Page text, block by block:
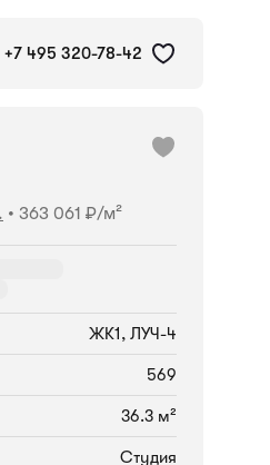
+7 495 320-78-42
• 363 061 ₽/м²
ЖК1, ЛУЧ-4
569
36.3 м²
Студия